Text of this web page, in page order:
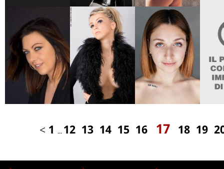
< 1 ... 12 13 14 15 16 17 18 19